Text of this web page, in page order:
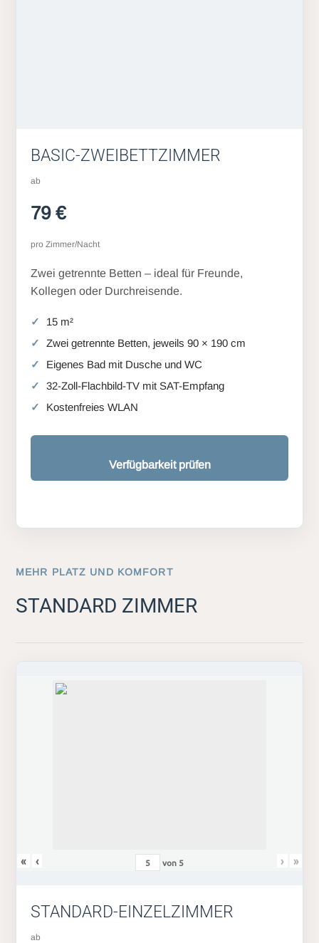
BASIC-ZWEIBETTZIMMER
ab
79 €
pro Zimmer/Nacht
Zwei getrennte Betten – ideal für Freunde,
Kollegen oder Durchreisende.
15 m²
Zwei getrennte Betten, jeweils 90 × 190 cm
Eigenes Bad mit Dusche und WC
32-Zoll-Flachbild-TV mit SAT-Empfang
Kostenfreies WLAN
Verfügbarkeit prüfen
MEHR PLATZ UND KOMFORT
STANDARD ZIMMER
« ‹ von 5 › »
STANDARD-EINZELZIMMER
ab